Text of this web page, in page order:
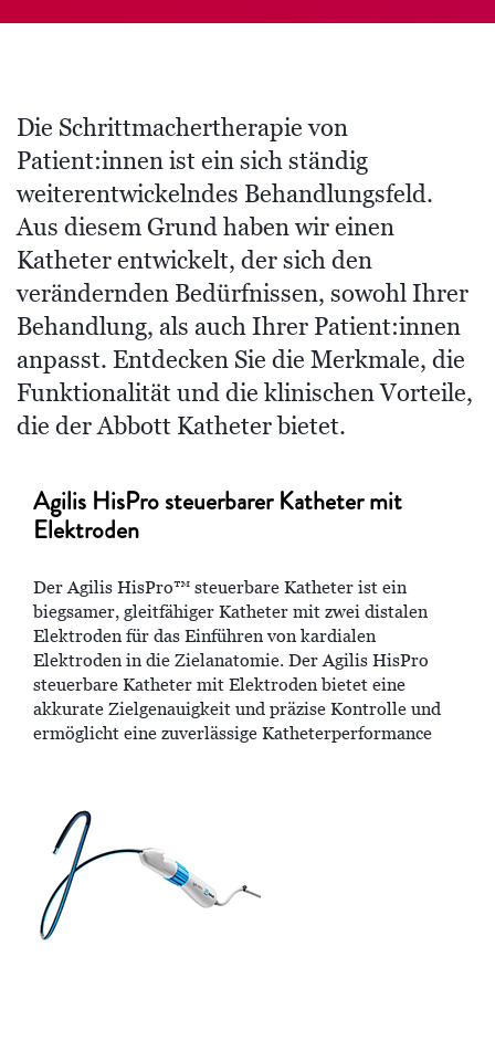
Die Schrittmachertherapie von
Patient:innen ist ein sich ständig
weiterentwickelndes Behandlungsfeld.
Aus diesem Grund haben wir einen
Katheter entwickelt, der sich den
verändernden Bedürfnissen, sowohl Ihrer
Behandlung, als auch Ihrer Patient:innen
anpasst. Entdecken Sie die Merkmale, die
Funktionalität und die klinischen Vorteile,
die der Abbott Katheter bietet.
Agilis HisPro steuerbarer Katheter mit
Elektroden
Der Agilis HisPro™ steuerbare Katheter ist ein
biegsamer, gleitfähiger Katheter mit zwei distalen
Elektroden für das Einführen von kardialen
Elektroden in die Zielanatomie. Der Agilis HisPro
steuerbare Katheter mit Elektroden bietet eine
akkurate Zielgenauigkeit und präzise Kontrolle und
ermöglicht eine zuverlässige Katheterperformance